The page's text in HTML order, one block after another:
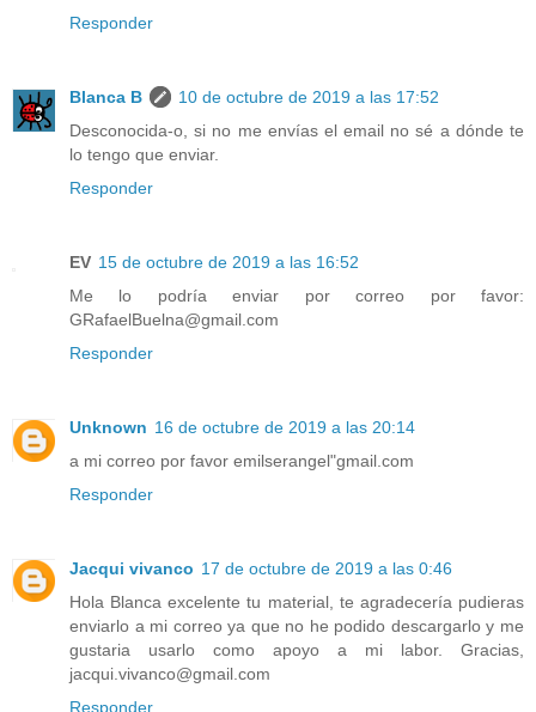
Responder
Blanca B
10 de octubre de 2019 a las 17:52
Desconocida-o, si no me envías el email no sé a dónde te
lo tengo que enviar.
Responder
EV 15 de octubre de 2019 a las 16:52
Me lo podría enviar por correo por favor:
GRafaelBuelna@gmail.com
Responder
Unknown 16 de octubre de 2019 a las 20:14
a mi correo por favor emilserangel"gmail.com
Responder
Jacqui vivanco 17 de octubre de 2019 a las 0:46
Hola Blanca excelente tu material, te agradecería pudieras
enviarlo a mi correo ya que no he podido descargarlo y me
gustaria usarlo como apoyo a mi labor. Gracias,
jacqui.vivanco@gmail.com
Responder